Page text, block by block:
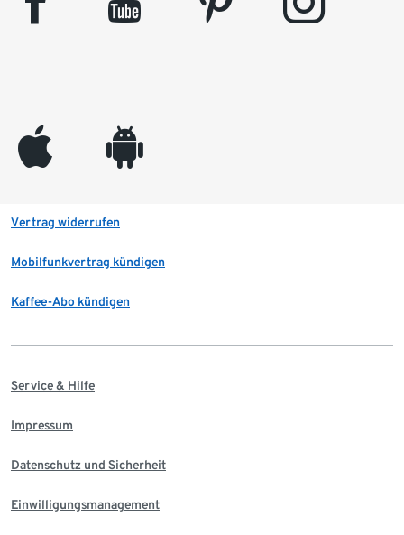
appleinc android
Vertrag widerrufen
Mobilfunkvertrag kündigen
Kaffee-Abo kündigen
Service & Hilfe
Impressum
Datenschutz und Sicherheit
Einwilligungsmanagement